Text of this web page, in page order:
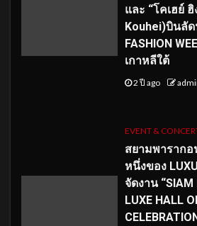
และ “โคเฮย์
Kouhei)บินลัด
FASHION
เกาหลีใต้
2 ปี ago
EVENT &
สยามพาราก
หนึ่งของ
จัดงาน “SIAM
LUXE HALL